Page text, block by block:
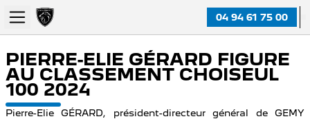
04 94 61 75 00
PIERRE-ELIE GÉRARD FIGURE
AU CLASSEMENT CHOISEUL
100 2024
Pierre-Elie GÉRARD, président-directeur général de GEMY